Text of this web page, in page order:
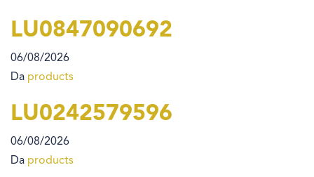
LU0847090692
06/08/2026
Da products
LU0242579596
06/08/2026
Da products